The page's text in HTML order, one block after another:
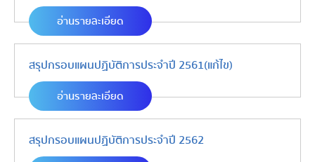
อ่านรายละเอียด
สรุปกรอบแผนปฏิบัติการประจำปี 2561(แก้ไข)
อ่านรายละเอียด
สรุปกรอบแผนปฏิบัติการประจำปี 2562